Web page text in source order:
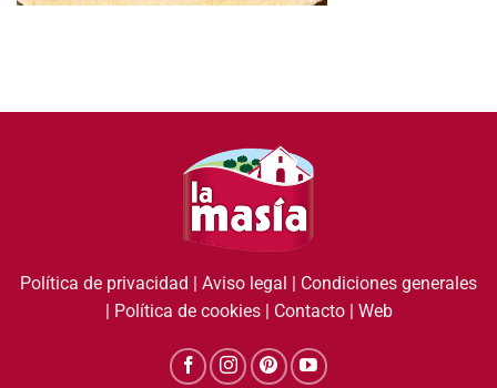
Política de privacidad | Aviso legal | Condiciones generales
| Política de cookies| Contacto| Web